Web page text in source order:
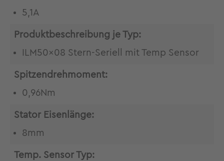
5,1A
Produktbeschreibung je Typ:
ILM50x08 Stern-Seriell mit Temp Sensor
Spitzendrehmoment:
0,96Nm
Stator Eisenlänge:
8mm
Temp. Sensor Typ: